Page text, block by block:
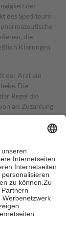
der
des Spediteurs
die
Klärungen
der Arzt ein
Die
Regel die
als Zuzahlung
von zehn
die tatsächlichen
Apotheken.
die
je
Gesundheit zu
unterstützen,